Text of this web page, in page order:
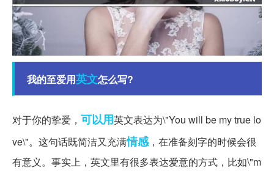
我的至爱用英文怎么写?
对于你的挚爱， 可以用英文表达为\"You will be my true lo
ve\"。这句话既简洁又充满情感，在准备刻字的时候会很
有意义。事实上，英文里有很多表达爱意的方式，比如\"m